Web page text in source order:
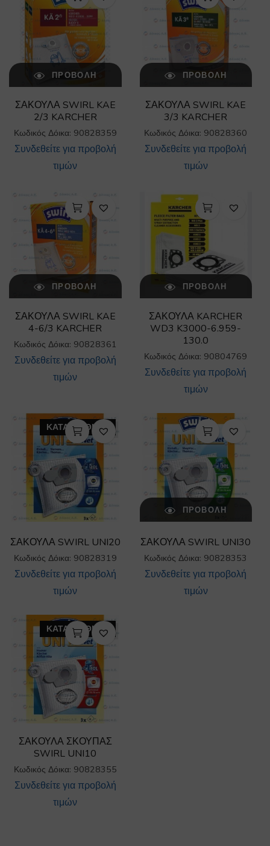
ΠΡΟΒΟΛΉ
ΣΑΚΟΥΛΑ SWIRL KAE
2/3 KARCHER
Κωδικός Δόικα: 90828359
Συνδεθείτε για προβολή
τιμών
ΠΡΟΒΟΛΉ
ΣΑΚΟΥΛΑ SWIRL KAE
3/3 KARCHER
Κωδικός Δόικα: 90828360
Συνδεθείτε για προβολή
τιμών
ΠΡΟΒΟΛΉ
ΣΑΚΟΥΛΑ SWIRL KAE
4-6/3 KARCHER
Κωδικός Δόικα: 90828361
Συνδεθείτε για προβολή
τιμών
ΠΡΟΒΟΛΉ
ΣΑΚΟΥΛΑ KARCHER
WD3 K3000-6.959-
130.0
Κωδικός Δόικα: 90804769
Συνδεθείτε για προβολή
τιμών
ΚΑΤΑΡΓΗΘΗΚΕ
ΣΑΚΟΥΛΑ SWIRL UNI20
Κωδικός Δόικα: 90828319
Συνδεθείτε για προβολή
τιμών
ΠΡΟΒΟΛΉ
ΣΑΚΟΥΛΑ SWIRL UNI30
Κωδικός Δόικα: 90828353
Συνδεθείτε για προβολή
τιμών
ΚΑΤΑΡΓΗΘΗΚΕ
ΣΑΚΟΥΛΑ ΣΚΟΥΠΑΣ
SWIRL UNI10
Κωδικός Δόικα: 90828355
Συνδεθείτε για προβολή
τιμών